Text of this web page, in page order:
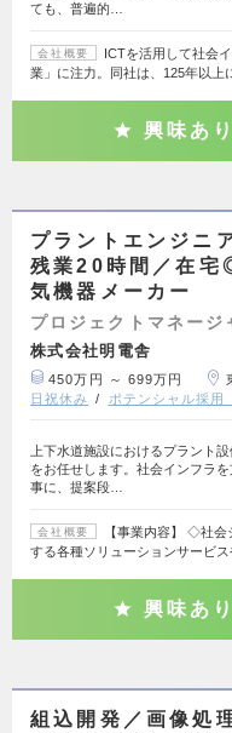
ても、普遍的…
会社概要
ICTを活用して社会
業」に注力。同社は、125年以上
興味あり
プラントエンジニ
残業20時間／在宅
気機器メーカー
プロジェクトマネージ
株式会社明電舎
450万円 ～ 699万円
日祝休み
ポテンシャル採用
上下水道施設におけるプラント
をお任せします。社会インフラ
事に、提案段…
会社概要
【事業内容】 ◇社
する各種ソリューションサービ
興味あり
組込開発／画像処